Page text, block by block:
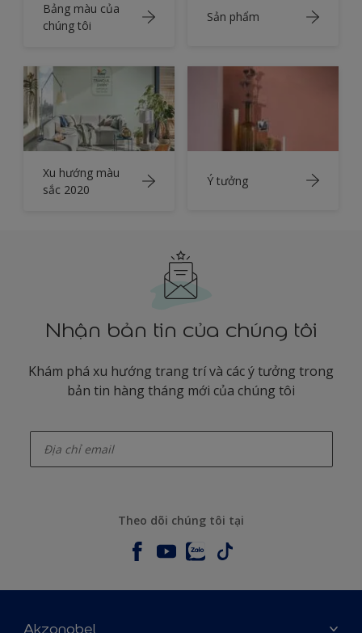
Bảng màu của
chúng tôi
Sản phẩm
Xu hướng màu
sắc 2020
Ý tưởng
Nhận bản tin của chúng tôi
Khám phá xu hướng trang trí và các ý tưởng trong
bản tin hàng tháng mới của chúng tôi
Theo dõi chúng tôi tại
Akzonobel